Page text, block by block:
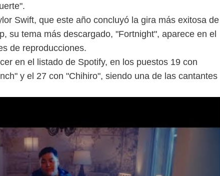
Swift, que este año concluyó la gira más exitosa de
su tema más descargado, "Fortnight", aparece en el
de reproducciones.
en el listado de Spotify, en los puestos 19 con
y el 27 con "Chihiro", siendo una de las cantantes